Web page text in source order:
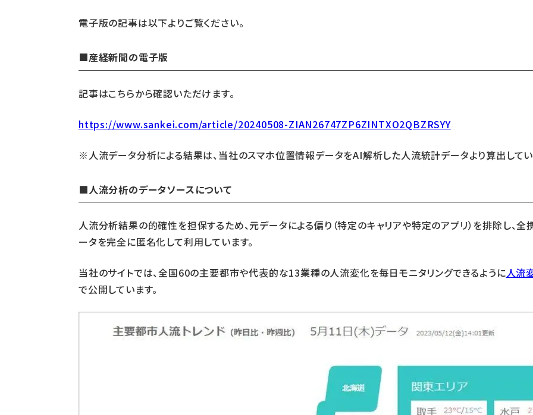
電子版の記事は以下よりご覧ください。
■産経新聞の電子版
記事はこちらから確認いただけます。
https://www.sankei.com/article/20240508-ZIAN26747ZP6ZINTXO2QBZRSYY
※人流データ分析による結果は、当社のスマホ位置情報データをAI解析した人流統計データより算出してい
■人流分析のデータソースについて
人流分析結果の的確性を担保するため、元データによる偏り（特定のキャリアや特定のアプリ）を排除し、
ータを完全に匿名化して利用しています。
当社のサイトでは、全国60の主要都市や代表的な13業種の人流変化を毎日モニタリングできるように人流
で公開しています。